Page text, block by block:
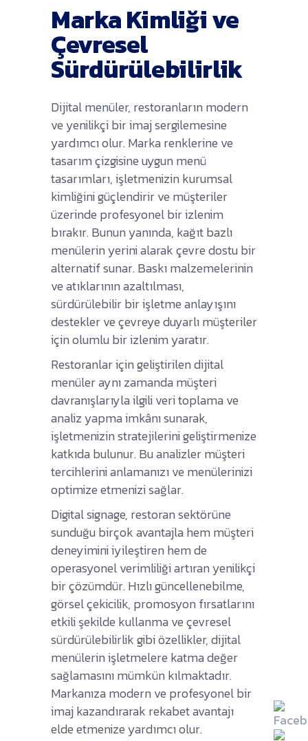
Marka Kimliği ve
Çevresel
Sürdürülebilirlik
Dijital menüler, restoranların modern
ve yenilikçi bir imaj sergilemesine
yardımcı olur. Marka renklerine ve
tasarım çizgisine uygun menü
tasarımları, işletmenizin kurumsal
kimliğini güçlendirir ve müşteriler
üzerinde profesyonel bir izlenim
bırakır. Bunun yanında, kağıt bazlı
menülerin yerini alarak çevre dostu bir
alternatif sunar. Baskı malzemelerinin
ve atıklarının azaltılması,
sürdürülebilir bir işletme anlayışını
destekler ve çevreye duyarlı müşteriler
için olumlu bir izlenim yaratır.
Restoranlar için geliştirilen dijital
menüler aynı zamanda müşteri
davranışlarıyla ilgili veri toplama ve
analiz yapma imkânı sunarak,
işletmenizin stratejilerini geliştirmenize
katkıda bulunur. Bu analizler müşteri
tercihlerini anlamanızı ve menülerinizi
optimize etmenizi sağlar.
Digital signage, restoran sektörüne
sunduğu birçok avantajla hem müşteri
deneyimini iyileştiren hem de
operasyonel verimliliği artıran yenilikçi
bir çözümdür. Hızlı güncellenebilme,
görsel çekicilik, promosyon fırsatlarını
etkili şekilde kullanma ve çevresel
sürdürülebilirlik gibi özellikler, dijital
menülerin işletmelere katma değer
sağlamasını mümkün kılmaktadır.
Markanıza modern ve profesyonel bir
imaj kazandırarak rekabet avantajı
elde etmenize yardımcı olur.